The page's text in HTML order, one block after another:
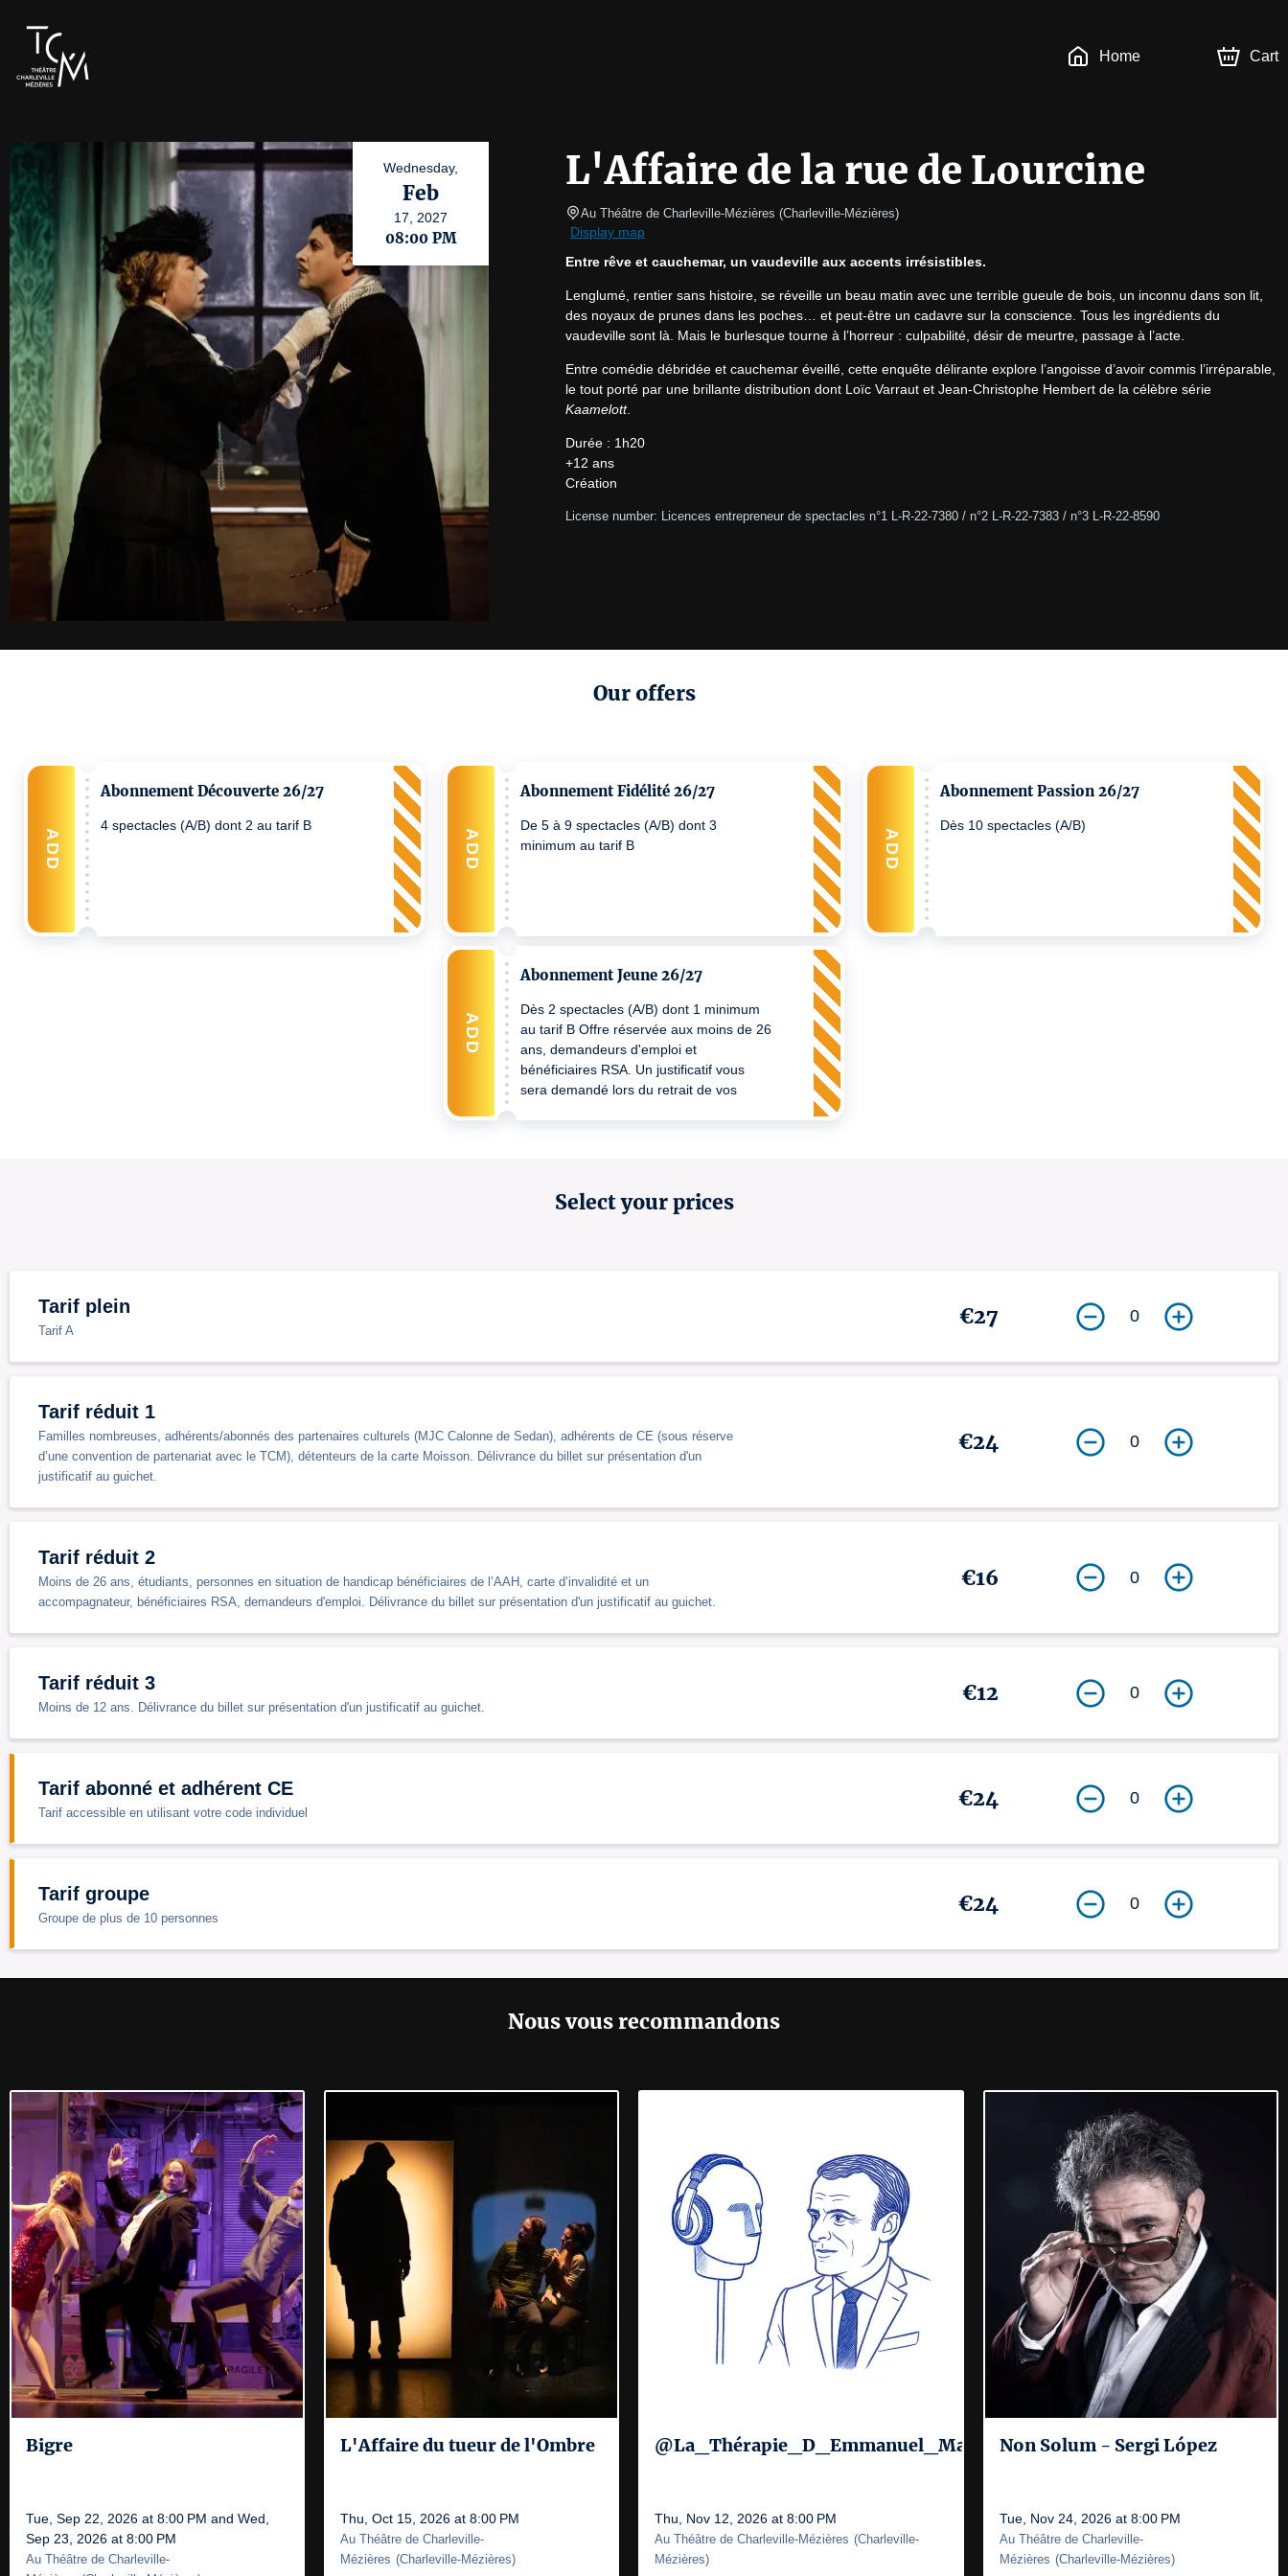
Home Cart
Wednesday,
Feb
17, 2027
08:00 PM
L'Affaire de la rue de Lourcine
Au Théâtre de Charleville-Mézières (Charleville-Mézières)
Display map
Entre rêve et cauchemar, un vaudeville aux accents irrésistibles.
Lenglumé, rentier sans histoire, se réveille un beau matin avec une terrible gueule de bois, un inconnu dans son lit,
des noyaux de prunes dans les poches… et peut-être un cadavre sur la conscience. Tous les ingrédients du
vaudeville sont là. Mais le burlesque tourne à l’horreur : culpabilité, désir de meurtre, passage à l’acte.
Entre comédie débridée et cauchemar éveillé, cette enquête délirante explore l’angoisse d’avoir commis l’irréparable,
Kaamelott.
Durée : 1h20
+12 ans
Création
License number: Licences entrepreneur de spectacles n°1 L-R-22-7380 / n°2 L-R-22-7383 / n°3 L-R-22-8590
Our offers
Abonnement Découverte 26/27
4 spectacles (A/B) dont 2 au tarif B
ADD
Abonnement Fidélité 26/27
De 5 à 9 spectacles (A/B) dont 3
minimum au tarif B
ADD
Abonnement Passion 26/27
Dès 10 spectacles (A/B)
ADD
Abonnement Jeune 26/27
Dès 2 spectacles (A/B) dont 1 minimum
au tarif B Offre réservée aux moins de 26
ans, demandeurs d'emploi et
bénéficiaires RSA. Un justificatif vous
sera demandé lors du retrait de vos
ADD
Select your prices
Tarif plein
Tarif A
€27 0
Tarif réduit 1
Familles nombreuses, adhérents/abonnés des partenaires culturels (MJC Calonne de Sedan), adhérents de CE (sous réserve
d’une convention de partenariat avec le TCM), détenteurs de la carte Moisson. Délivrance du billet sur présentation d'un
justificatif au guichet.
€24 0
Tarif réduit 2
Moins de 26 ans, étudiants, personnes en situation de handicap bénéficiaires de l’AAH, carte d’invalidité et un
accompagnateur, bénéficiaires RSA, demandeurs d'emploi. Délivrance du billet sur présentation d'un justificatif au guichet.
€16 0
Tarif réduit 3
Moins de 12 ans. Délivrance du billet sur présentation d'un justificatif au guichet.
€12 0
Tarif abonné et adhérent CE
Tarif accessible en utilisant votre code individuel
€24 0
Tarif groupe
Groupe de plus de 10 personnes
€24 0
Nous vous recommandons
Bigre
Tue, Sep 22, 2026 at 8:00 PM and Wed,
Sep 23, 2026 at 8:00 PM
Au Théâtre de Charleville-
L'Affaire du tueur de l'Ombre
Thu, Oct 15, 2026 at 8:00 PM
Au Théâtre de Charleville-
Mézières (Charleville-Mézières)
@La_Thérapie_D_Emmanuel_Macron
Thu, Nov 12, 2026 at 8:00 PM
Au Théâtre de Charleville-Mézières (Charleville-
Mézières)
Non Solum - Sergi López
Tue, Nov 24, 2026 at 8:00 PM
Au Théâtre de Charleville-
Mézières (Charleville-Mézières)